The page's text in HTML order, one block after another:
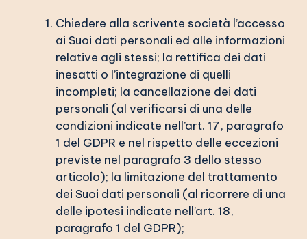
Chiedere alla scrivente società l’accesso
ai Suoi dati personali ed alle informazioni
relative agli stessi; la rettifica dei dati
inesatti o l’integrazione di quelli
incompleti; la cancellazione dei dati
personali (al verificarsi di una delle
condizioni indicate nell’art. 17, paragrafo
1 del GDPR e nel rispetto delle eccezioni
previste nel paragrafo 3 dello stesso
articolo); la limitazione del trattamento
dei Suoi dati personali (al ricorrere di una
delle ipotesi indicate nell’art. 18,
paragrafo 1 del GDPR);